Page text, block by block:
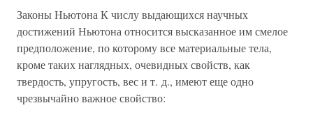
Законы Ньютона К числу выдающихся научных
достижений Ньютона относится высказанное им смелое
предположение, по которому все материальные тела,
кроме таких наглядных, очевидных свойств, как
твердость, упругость, вес и т. д., имеют еще одно
чрезвычайно важное свойство: